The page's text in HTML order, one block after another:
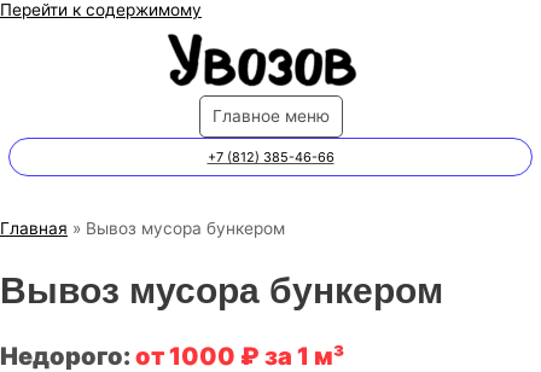
Перейти к содержимому
Главное меню
+7 (812) 385-46-66
Главная Вывоз мусора бункером
Вывоз мусора бункером
Недорого: от 1000 ₽ за 1 м³